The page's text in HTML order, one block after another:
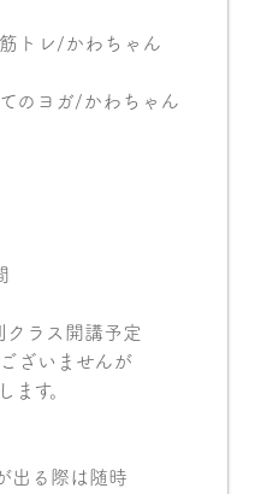
トレ/かわちゃん
のヨガ/かわちゃん
ラス開講予定
ざいませんが
ます。
出る際は随時